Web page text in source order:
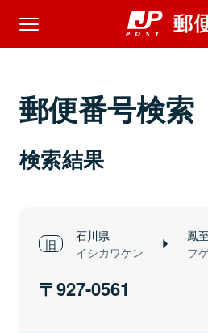
郵便番号検索
検索結果
石川県
イシカワケン
鳳
フ
927-0561